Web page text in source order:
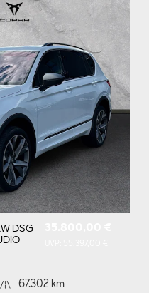
DSG
67.302 km